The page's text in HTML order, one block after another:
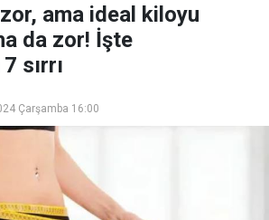
ama ideal kiloyu
da zor! İşte
sırrı
Çarşamba 16:00